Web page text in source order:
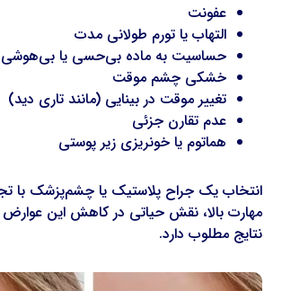
عفونت
التهاب یا تورم طولانی مدت
حساسیت به ماده بی‌حسی یا بی‌هوشی
خشکی چشم موقت
تغییر موقت در بینایی (مانند تاری دید)
عدم تقارن جزئی
هماتوم یا خونریزی زیر پوستی
انتخاب یک جراح پلاستیک یا چشم‌پزشک با
مهارت بالا، نقش حیاتی در کاهش این عوارض
نتایج مطلوب دارد.